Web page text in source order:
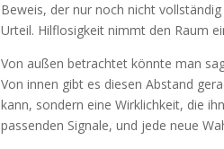
Beweis, der nur noch nicht
Urteil. Hilflosigkeit nimmt den Raum
Von außen betrachtet könnte man
Von innen gibt es diesen Abstand
kann, sondern eine Wirklichkeit, die
passenden Signale, und jede neue